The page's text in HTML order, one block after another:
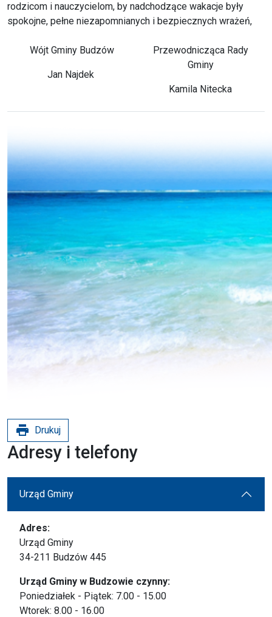
rodzicom i nauczycielom, by nadchodzące wakacje były
spokojne, pełne niezapomnianych i bezpiecznych wrażeń,
Wójt Gminy Budzów
Jan Najdek
Przewodnicząca Rady
Gminy
Kamila Nitecka
print Drukuj
Adresy i telefony
Urząd Gminy
Adres:
Urząd Gminy
34-211 Budzów 445
Urząd Gminy w Budzowie czynny:
Poniedziałek - Piątek: 7.00 - 15.00
Wtorek: 8.00 - 16.00